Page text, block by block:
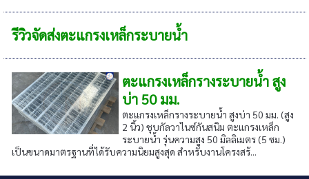
รีวิวจัดส่งตะแกรงเหล็กระบายน้ำ
ตะแกรงเหล็กรางระบายน้ำ สูง
บ่า 50 มม.
ตะแกรงเหล็กรางระบายน้ำ สูงบ่า 50 มม. (สูง
2 นิ้ว) ชุบกัลวาไนซ์กันสนิม ตะแกรงเหล็ก
ระบายน้ำ รุ่นความสูง 50 มิลลิเมตร (5 ซม.)
เป็นขนาดมาตรฐานที่ได้รับความนิยมสูงสุด สำหรับงานโครงสร้...